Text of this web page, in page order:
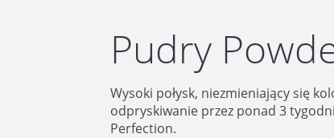
Pudry
Wysoki połysk, niezmieniający się
odpryskiwanie przez ponad 3
Perfection.